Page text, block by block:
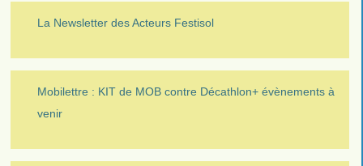
La Newsletter des Acteurs Festisol
Mobilettre : KIT de MOB contre Décathlon+ évènements à
venir